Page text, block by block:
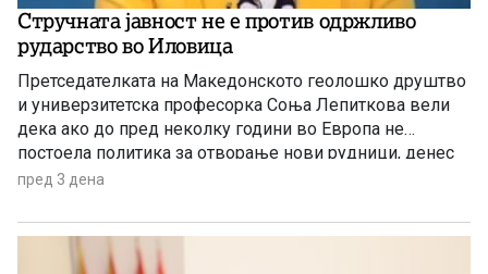
Стручната јавност не е против одржливо
рударство во Иловица
Претседателката на Македонското геолошко друштво
и универзитетска професорка Соња Лепиткова вели
дека ако до пред неколку години во Европа не
постоела политика за отворање нови рудници, денес
таа политика е апсолутно сменета и листата на
пред 3 дена